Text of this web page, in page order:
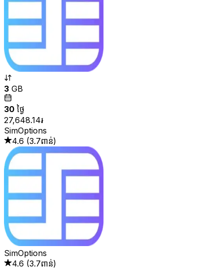
3 GB
30 ថ្ងៃ
27,648.14៛
SimOptions
4.6 (3.7ពាន់)
SimOptions
4.6 (3.7ពាន់)